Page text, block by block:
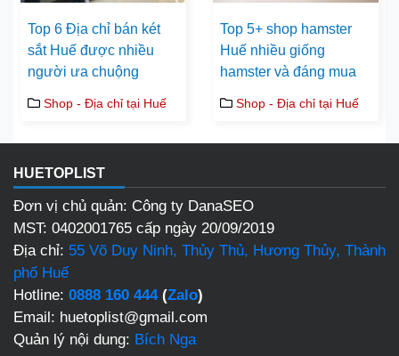
Top 6 Địa chỉ bán két
sắt Huế được nhiều
người ưa chuộng
Shop - Địa chỉ tại Huế
Top 5+ shop hamster
Huế nhiều giống
hamster và đáng mua
Shop - Địa chỉ tại Huế
HUETOPLIST
Đơn vị chủ quản: Công ty DanaSEO
MST: 0402001765 cấp ngày 20/09/2019
Địa chỉ: 55 Võ Duy Ninh, Thủy Thủ, Hương Thủy, Thành
phố Huế
Hotline: 0888 160 444(Zalo)
Email: huetoplist@gmail.com
Quản lý nội dung: Bích Nga